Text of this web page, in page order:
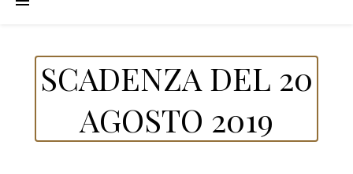
SCADENZA DEL 20
AGOSTO 2019